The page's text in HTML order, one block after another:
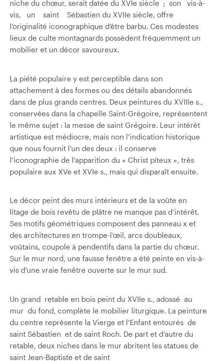
niche du chœur, serait datée du XVIe siècle ; son vis-à-
vis, un saint Sébastien du XVIIe siècle, offre
l’originalité iconographique d’être barbu. Ces modestes
lieux de culte montagnards possèdent fréquemment un
mobilier et un décor savoureux.
La piété populaire y est perceptible dans son
attachement à des formes ou des détails abandonnés
dans de plus grands centres. Deux peintures du XVIIIe s.,
conservées dans la chapelle Saint-Grégoire, représentent
le même sujet : la messe de saint Grégoire. Leur intérêt
artistique est médiocre, mais non l’indication historique
que nous fournit l’un des deux : il conserve
l’iconographie de l’apparition du « Christ piteux », très
populaire aux XVe et XVIe s., mais qui disparaît ensuite.
Le décor peint des murs intérieurs et de la voûte en
litage de bois revêtu de plâtre ne manque pas d’intérêt.
Ses motifs géométriques composent des panneau x et
des architectures en trompe-l’œil, arcs doubleaux,
voûtains, coupole à pendentifs dans la partie du chœur.
Sur le mur nord, une fausse fenêtre a été peinte en vis-à­
vis d’une vraie fenêtre ouverte sur le mur sud.
Un grand retable en bois peint du XVIIe s., adossé au
mur du fond, complète le mobilier liturgique. La peinture
du centre représente la Vierge et l’Enfant entourés de
saint Sébastien et de saint Roch. De part et d’autre du
retable, deux niches dans le mur abritent les statues de
saint Jean-Baptiste et de saint